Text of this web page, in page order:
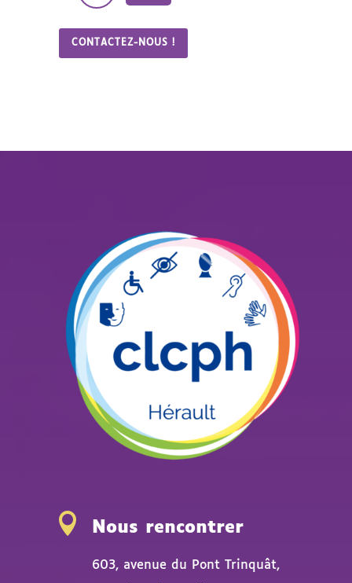
CONTACTEZ-NOUS !
 Nous rencontrer
603, avenue du Pont Trinquât,